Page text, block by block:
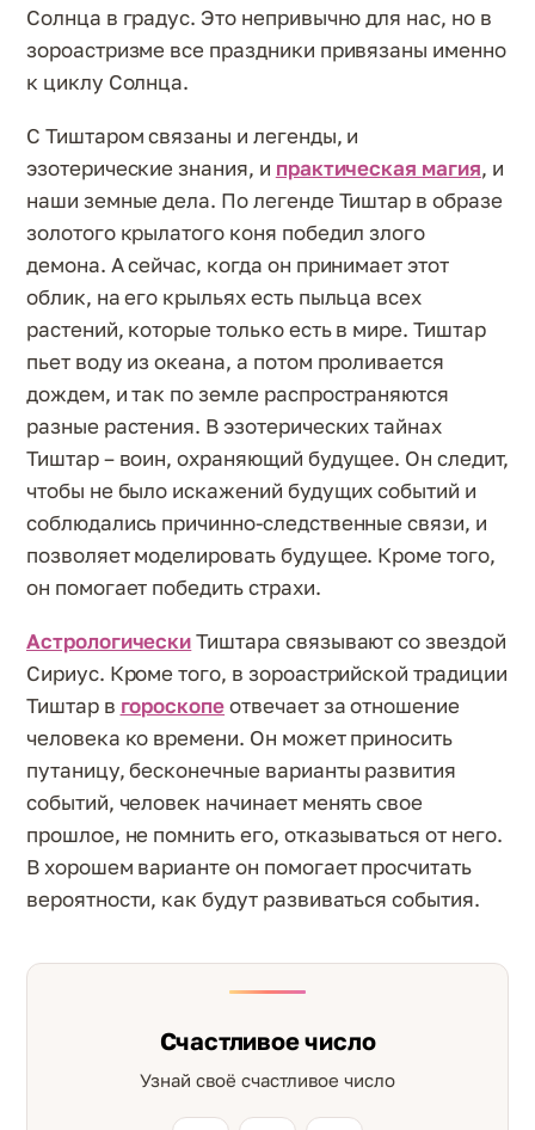
Солнца в градус. Это непривычно для нас, но в
зороастризме все праздники привязаны именно
к циклу Солнца.
С Тиштаром связаны и легенды, и
эзотерические знания, и практическая магия, и
наши земные дела. По легенде Тиштар в образе
золотого крылатого коня победил злого
демона. А сейчас, когда он принимает этот
облик, на его крыльях есть пыльца всех
растений, которые только есть в мире. Тиштар
пьет воду из океана, а потом проливается
дождем, и так по земле распространяются
разные растения. В эзотерических тайнах
Тиштар – воин, охраняющий будущее. Он следит,
чтобы не было искажений будущих событий и
соблюдались причинно-следственные связи, и
позволяет моделировать будущее. Кроме того,
он помогает победить страхи.
АстрологическиТиштара связывают со звездой
Сириус. Кроме того, в зороастрийской традиции
Тиштар в гороскопеотвечает за отношение
человека ко времени. Он может приносить
путаницу, бесконечные варианты развития
событий, человек начинает менять свое
прошлое, не помнить его, отказываться от него.
В хорошем варианте он помогает просчитать
вероятности, как будут развиваться события.
Счастливое число
Узнай своё счастливое число